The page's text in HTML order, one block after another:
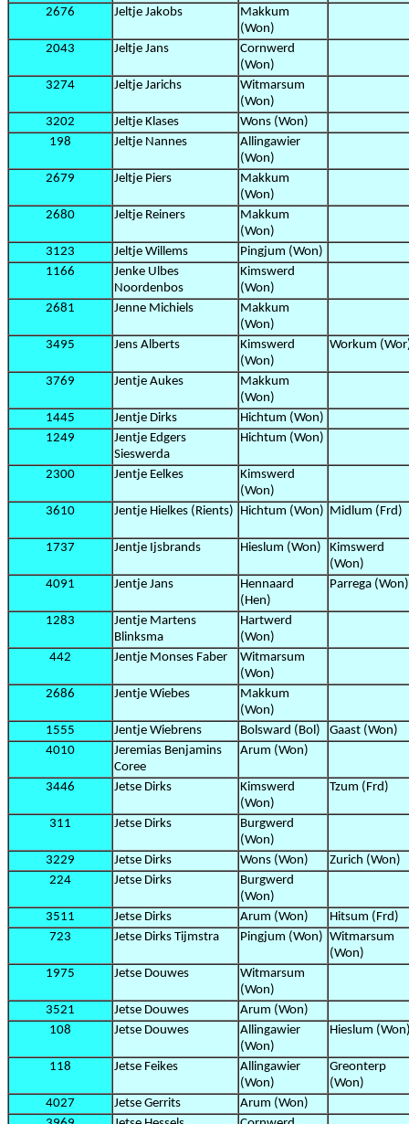
2676
Jeltje Jakobs
Makkum
(Won)
2043
Jeltje Jans
Cornwerd
(Won)
3274
Jeltje Jarichs
Witmarsum
(Won)
3202
Jeltje Klases
Wons (Won)
198
Jeltje Nannes
Allingawier
(Won)
2679
Jeltje Piers
Makkum
(Won)
2680
Jeltje Reiners
Makkum
(Won)
3123
Jeltje Willems
Pingjum (Won)
1166
Jenke Ulbes
Noordenbos
Kimswerd
(Won)
2681
Jenne Michiels
Makkum
(Won)
3495
Jens Alberts
Kimswerd
(Won)
Workum
3769 Jentje Aukes
Makkum
(Won)
1445
Jentje Dirks
Hichtum (Won)
1249
Jentje Edgers
Sieswerda
Hichtum (Won)
2300 Jentje Eelkes
Kimswerd
(Won)
3610
Jentje Hielkes (Rients) Hichtum (Won) Midlum (Frd)
1737 Jentje Ijsbrands Hieslum (Won)
Kimswerd
(Won)
4091
Jentje Jans
Hennaard
(Hen)
Parrega (Won)
1283
Jentje Martens
Blinksma
Hartwerd
(Won)
442
Jentje Monses Faber
Witmarsum
(Won)
2686
Jentje Wiebes
Makkum
(Won)
1555
Jentje Wiebrens Bolsward (Bol)
Gaast (Won)
4010
Jeremias Benjamins
Coree
Arum (Won)
3446 Jetse Dirks
Kimswerd
(Won)
Tzum (Frd)
311 Jetse Dirks
Burgwerd
(Won)
3229
Jetse Dirks Wons (Won)
Zurich (Won)
224
Jetse Dirks
Burgwerd
(Won)
3511
Jetse Dirks Arum (Won)
Hitsum (Frd)
723
Jetse Dirks Tijmstra Pingjum (Won) Witmarsum
(Won)
1975
Jetse Douwes
Witmarsum
(Won)
3521
Jetse Douwes
Arum (Won)
108
Jetse Douwes
Allingawier
(Won)
Hieslum
118 Jetse Feikes
Allingawier
(Won)
Greonterp
(Won)
4027
Jetse Gerrits
Arum (Won)